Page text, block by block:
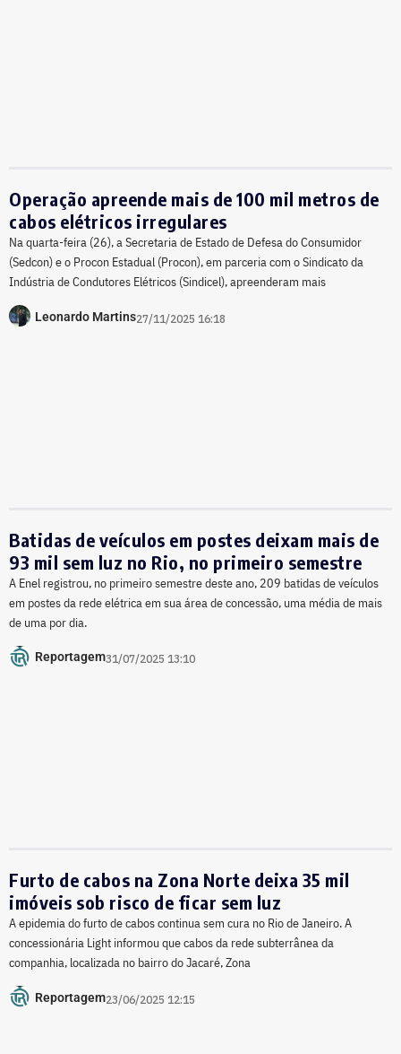
Operação apreende mais de 100 mil metros de
cabos elétricos irregulares
Na quarta-feira (26), a Secretaria de Estado de Defesa do Consumidor
(Sedcon) e o Procon Estadual (Procon), em parceria com o Sindicato da
Indústria de Condutores Elétricos (Sindicel), apreenderam mais
Leonardo Martins27/11/2025 16:18
Batidas de veículos em postes deixam mais de
93 mil sem luz no Rio, no primeiro semestre
A Enel registrou, no primeiro semestre deste ano, 209 batidas de veículos
em postes da rede elétrica em sua área de concessão, uma média de mais
de uma por dia.
Reportagem31/07/2025 13:10
Furto de cabos na Zona Norte deixa 35 mil
imóveis sob risco de ficar sem luz
A epidemia do furto de cabos continua sem cura no Rio de Janeiro. A
concessionária Light informou que cabos da rede subterrânea da
companhia, localizada no bairro do Jacaré, Zona
Reportagem23/06/2025 12:15